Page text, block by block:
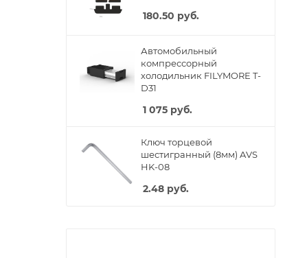
180.50 руб.
Автомобильный
компрессорный
холодильник FILYMORE T-
D31
1 075 руб.
Ключ торцевой
шестигранный (8мм) AVS
HK-08
2.48 руб.